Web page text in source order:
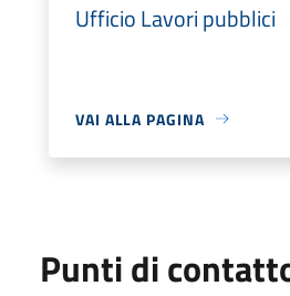
Ufficio Lavori pubblici
VAI ALLA PAGINA
Punti di